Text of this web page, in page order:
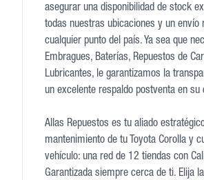
asegurar una disponibilidad de stock
todas nuestras ubicaciones y un envío
cualquier punto del país. Ya sea que
Embragues, Baterías, Repuestos de
Lubricantes, le garantizamos la
un excelente respaldo postventa en su
Allas Repuestos es tu aliado
mantenimiento de tu Toyota Corolla y
vehículo: una red de 12 tiendas con
Garantizada siempre cerca de ti. Elija